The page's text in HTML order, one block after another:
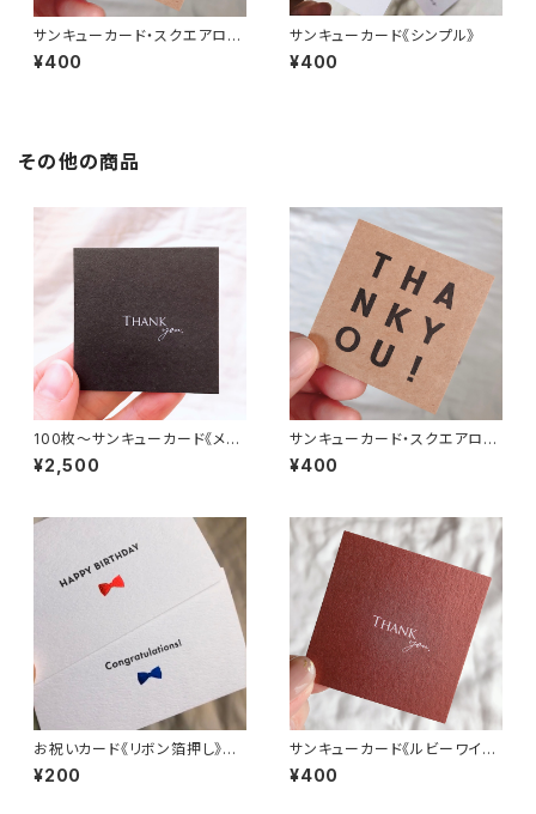
サンキューカード・スクエアロゴ
《クラフト》
¥400
サンキューカード《シンプル》
¥400
その他の商品
100枚〜サンキューカード《メタ
リックブラック》
¥2,500
サンキューカード・スクエアロゴ
《クラフト》
¥400
お祝いカード《リボン箔押し》封
筒セット
¥200
サンキューカード《ルビーワイ
ン》
¥400